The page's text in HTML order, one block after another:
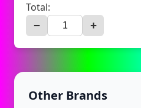
Total:
− +
Other Brands